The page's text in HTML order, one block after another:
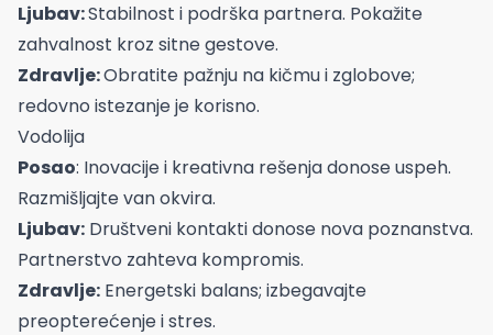
Ljubav:Stabilnost i podrška partnera. Pokažite
zahvalnost kroz sitne gestove.
Zdravlje:Obratite pažnju na kičmu i zglobove;
redovno istezanje je korisno.
Vodolija
Posao: Inovacije i kreativna rešenja donose uspeh.
Razmišljajte van okvira.
Ljubav: Društveni kontakti donose nova poznanstva.
Partnerstvo zahteva kompromis.
Zdravlje: Energetski balans; izbegavajte
preopterećenje i stres.